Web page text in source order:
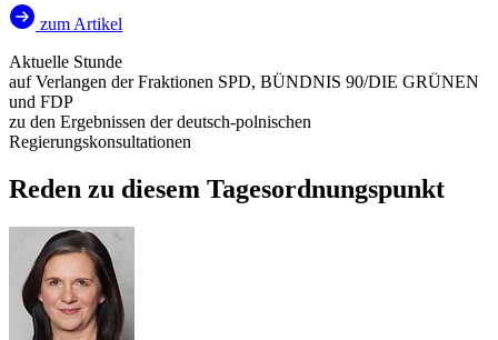
zum Artikel
Aktuelle Stunde
auf Verlangen der Fraktionen SPD, BÜNDNIS 90/DIE GRÜNEN
und FDP
zu den Ergebnissen der deutsch-polnischen
Regierungskonsultationen
Reden zu diesem Tagesordnungspunkt